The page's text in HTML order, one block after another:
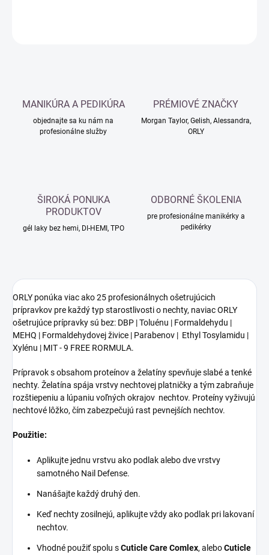
MANIKÚRA A PEDIKÚRA
objednajte sa ku nám na
profesionálne služby
PRÉMIOVÉ ZNAČKY
Morgan Taylor, Gelish, Alessandra,
ORLY
ŠIROKÁ PONUKA
PRODUKTOV
gél laky bez hemi, DI-HEMI, TPO
ODBORNÉ ŠKOLENIA
pre profesionálne manikérky a
pedikérky
ORLY ponúka viac ako 25 profesionálnych ošetrujúcich
prípravkov pre každý typ starostlivosti o nechty, naviac ORLY
ošetrujúce prípravky sú bez: DBP | Toluénu | Formaldehydu |
MEHQ | Formaldehydovej živice | Parabenov | Ethyl Tosylamidu |
Xylénu | MIT - 9 FREE RORMULA.
Prípravok s obsahom proteínov a želatíny spevňuje slabé a tenké
nechty. Želatína spája vrstvy nechtovej platničky a tým zabraňuje
rozštiepeniu a lúpaniu voľných okrajov nechtov. Proteíny vyživujú
nechtové lôžko, čím zabezpečujú rast pevnejších nechtov.
Použitie:
Aplikujte jednu vrstvu ako podlak alebo dve vrstvy
samotného Nail Defense.
Nanášajte každý druhý den.
Keď nechty zosilnejú, aplikujte vždy ako podlak pri lakovaní
nechtov.
Vhodné použiť spolu sCuticle Care Comlex, aleboCuticle